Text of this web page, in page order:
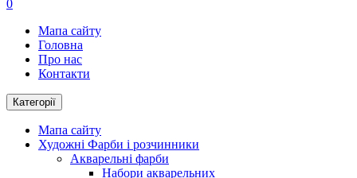
0
Мапа сайту
Головна
Про нас
Контакти
Категорії
Мапа сайту
Художні Фарби і розчинники
Акварельні фарби
Набори акварельних